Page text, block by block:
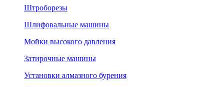
Штроборезы
Шлифовальные машины
Мойки высокого давления
Затирочные машины
Установки алмазного бурения